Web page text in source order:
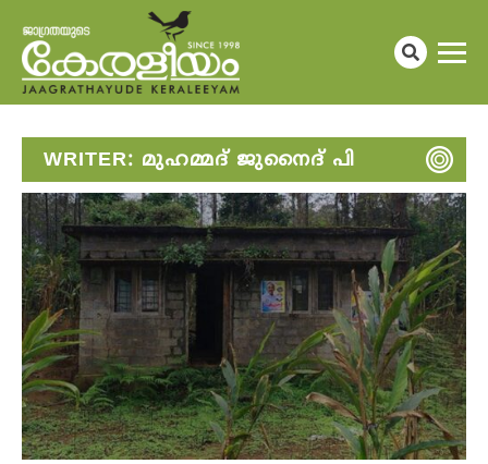
WRITER: മുഹമ്മദ് ജുനൈദ് പി